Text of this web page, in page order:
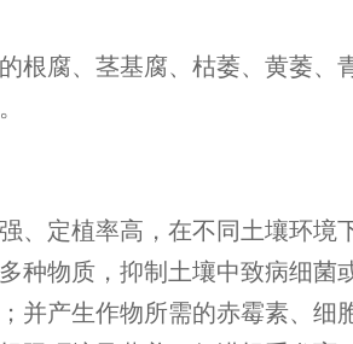
根腐、茎基腐、枯萎、黄萎、
、定植率高，在不同土壤环境
种物质，抑制土壤中致病细菌
并产生作物所需的赤霉素、细